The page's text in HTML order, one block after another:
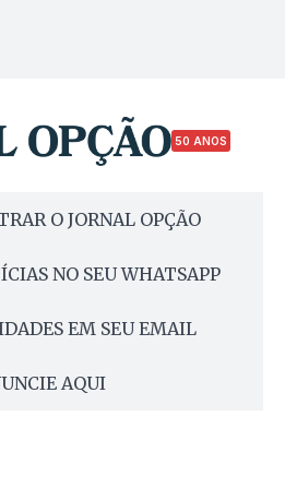
50 ANOS
O JORNAL OPÇÃO
NO SEU WHATSAPP
EM SEU EMAIL
AQUI